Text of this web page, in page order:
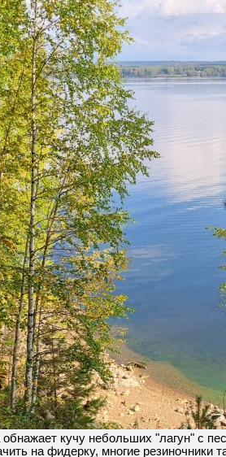
кучу небольших "лагун" с
на фидерку, многие